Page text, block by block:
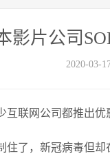
影片公司
2020-03-
互联网公司都推出
住了，新冠病毒但却